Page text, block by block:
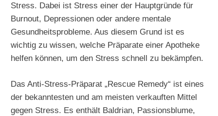
Stress. Dabei ist Stress einer der Hauptgründe für
Burnout, Depressionen oder andere mentale
Gesundheitsprobleme. Aus diesem Grund ist es
wichtig zu wissen, welche Präparate einer Apotheke
helfen können, um den Stress schnell zu bekämpfen.
Das Anti-Stress-Präparat „Rescue Remedy“ ist eines
der bekanntesten und am meisten verkauften Mittel
gegen Stress. Es enthält Baldrian, Passionsblume,